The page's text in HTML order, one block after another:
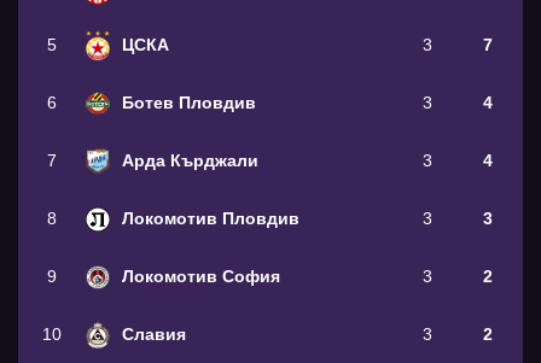
5 ЦСКА 3 7
6 Ботев Пловдив 3 4
7 Арда Кърджали 3 4
8 Локомотив Пловдив 3 3
9 Локомотив София 3 2
10 Славия 3 2